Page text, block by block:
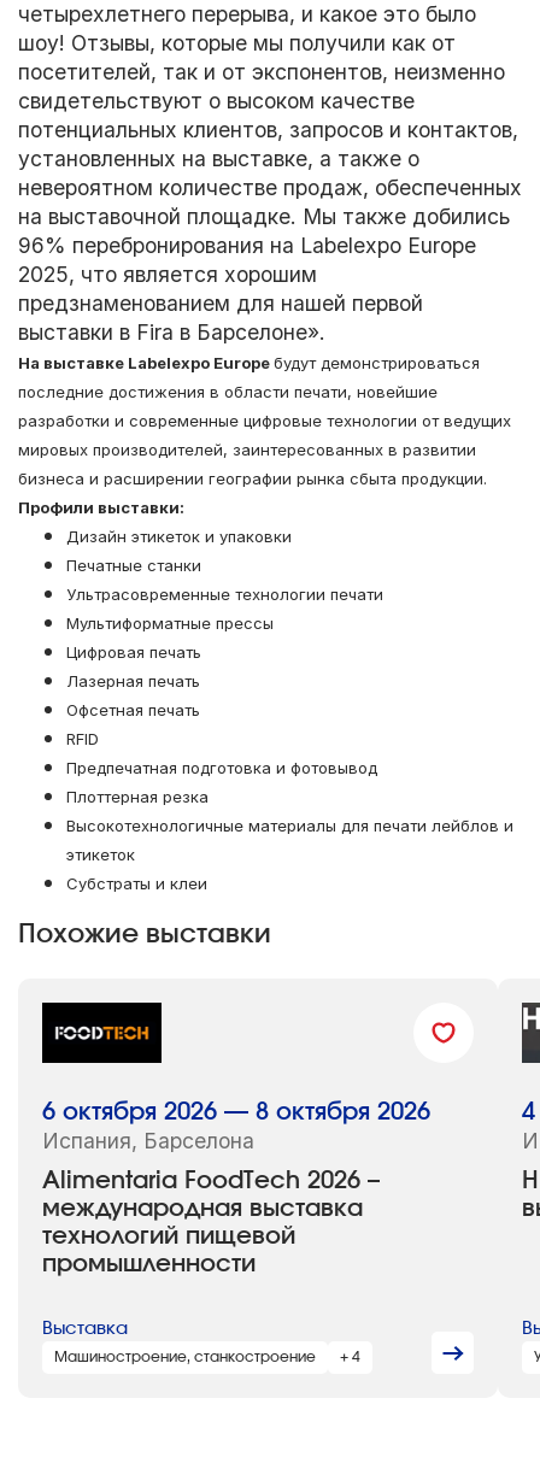
четырехлетнего перерыва, и какое это было
шоу! Отзывы, которые мы получили как от
посетителей, так и от экспонентов, неизменно
свидетельствуют о высоком качестве
потенциальных клиентов, запросов и контактов,
установленных на выставке, а также о
невероятном количестве продаж, обеспеченных
на выставочной площадке. Мы также добились
96% перебронирования на Labelexpo Europe
2025, что является хорошим
предзнаменованием для нашей первой
выставки в Fira в Барселоне».
На выставке Labelexpo Europeбудут демонстрироваться
последние достижения в области печати, новейшие
разработки и современные цифровые технологии от ведущих
мировых производителей, заинтересованных в развитии
бизнеса и расширении географии рынка сбыта продукции.
Профили выставки:
Дизайн этикеток и упаковки
Печатные станки
Ультрасовременные технологии печати
Мультиформатные прессы
Цифровая печать
Лазерная печать
Офсетная печать
RFID
Предпечатная подготовка и фотовывод
Плоттерная резка
Высокотехнологичные материалы для печати лейблов и
этикеток
Субстраты и клеи
Похожие выставки
Alimentaria FoodTech 2026 –
международная выставка
технологий пищевой
промышленности
6 октября 2026 — 8 октября 2026
Испания, Барселона
Выставка
Машиностроение, станкостроение + 4